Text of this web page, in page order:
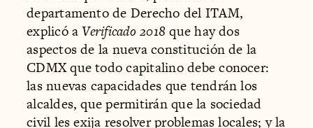
departamento de Derecho del ITAM,
explicó aVerificado 2018que hay dos
aspectos de la nueva constitución de la
CDMX que todo capitalino debe conocer:
las nuevas capacidades que tendrán los
alcaldes, que permitirán que la sociedad
civil les exija resolver problemas locales; y la